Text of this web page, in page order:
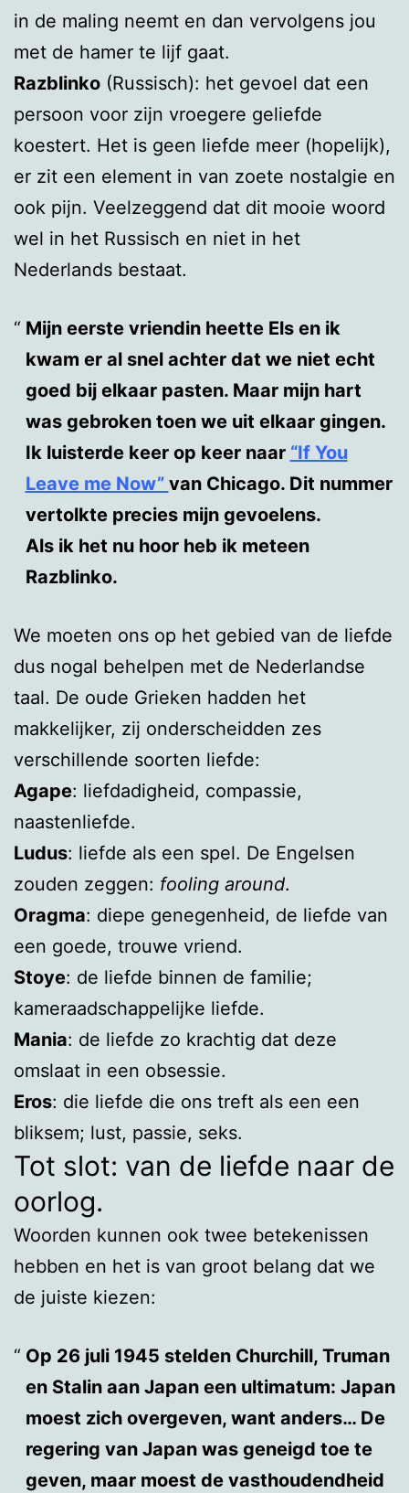
in de maling neemt en dan vervolgens jou
met de hamer te lijf gaat.
Razblinko (Russisch): het gevoel dat een
persoon voor zijn vroegere geliefde
koestert. Het is geen liefde meer (hopelijk),
er zit een element in van zoete nostalgie en
ook pijn. Veelzeggend dat dit mooie woord
wel in het Russisch en niet in het
Nederlands bestaat.
Mijn eerste vriendin heette Els en ik
kwam er al snel achter dat we niet echt
goed bij elkaar pasten. Maar mijn hart
was gebroken toen we uit elkaar gingen.
Ik luisterde keer op keer naar “If You
Leave me Now” van Chicago. Dit nummer
vertolkte precies mijn gevoelens.
Als ik het nu hoor heb ik meteen
Razblinko.
We moeten ons op het gebied van de liefde
dus nogal behelpen met de Nederlandse
taal. De oude Grieken hadden het
makkelijker, zij onderscheidden zes
verschillende soorten liefde:
Agape: liefdadigheid, compassie,
naastenliefde.
Ludus: liefde als een spel. De Engelsen
zouden zeggen: fooling around.
Oragma: diepe genegenheid, de liefde van
een goede, trouwe vriend.
Stoye: de liefde binnen de familie;
kameraadschappelijke liefde.
Mania: de liefde zo krachtig dat deze
omslaat in een obsessie.
Eros: die liefde die ons treft als een een
bliksem; lust, passie, seks.
Tot slot: van de liefde naar de
oorlog.
Woorden kunnen ook twee betekenissen
hebben en het is van groot belang dat we
de juiste kiezen:
Op 26 juli 1945 stelden Churchill, Truman
en Stalin aan Japan een ultimatum: Japan
moest zich overgeven, want anders… De
regering van Japan was geneigd toe te
geven, maar moest de vasthoudendheid